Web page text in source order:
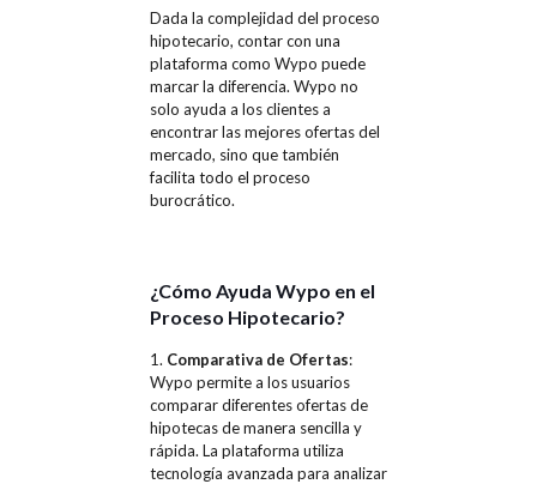
Dada la complejidad del proceso
hipotecario, contar con una
plataforma como Wypo puede
marcar la diferencia. Wypo no
solo ayuda a los clientes a
encontrar las mejores ofertas del
mercado, sino que también
facilita todo el proceso
burocrático.
¿Cómo Ayuda Wypo en el
Proceso Hipotecario?
1. Comparativa de Ofertas:
Wypo permite a los usuarios
comparar diferentes ofertas de
hipotecas de manera sencilla y
rápida. La plataforma utiliza
tecnología avanzada para analizar